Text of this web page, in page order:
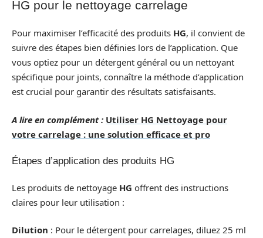
HG pour le nettoyage carrelage
Pour maximiser l’efficacité des produits HG, il convient de
suivre des étapes bien définies lors de l’application. Que
vous optiez pour un détergent général ou un nettoyant
spécifique pour joints, connaître la méthode d’application
est crucial pour garantir des résultats satisfaisants.
A lire en complément : Utiliser HG Nettoyage pour
votre carrelage : une solution efficace et pro
Étapes d’application des produits HG
Les produits de nettoyage HG offrent des instructions
claires pour leur utilisation :
Dilution : Pour le détergent pour carrelages, diluez 25 ml